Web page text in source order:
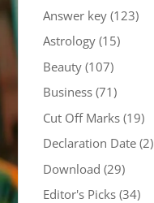
Answer key(123)
Astrology(15)
Beauty(107)
Business(71)
Cut Off Marks(19)
Declaration Date(2)
Download (29)
Editor's Picks(34)